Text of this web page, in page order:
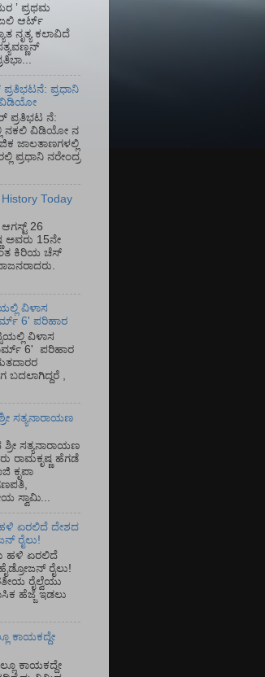
ʼ ಪ್ರಥಮ
ಆರ್ಟ್
ನೃತ್ಯ ಕಲಾವಿದೆ
ಪ್ರಧಾನಿ
ವಿಡಿಯೋ
ಪ್ರತಿಭಟ ನೆ:
ನಕಲಿ ವಿಡಿಯೋ ನ
ಜಾಲತಾಣಗಳಲ್ಲಿ
ಪ್ರಧಾನಿ ನರೇಂದ್ರ
Today
26
ಅವರು 15ನೇ
ಕಿರಿಯ ಚೆಸ್
ವಿಳಾಸ
6' ಪರಿಹಾರ
ವಿಳಾಸ
6' ಪರಿಹಾರ
,
ಸತ್ಯನಾರಾಯಣ
ಸತ್ಯನಾರಾಯಣ
ರಾಮಕೃಷ್ಣ ಹೆಗಡೆ
ಕೃಪಾ
ಸ್ವಾಮಿ...
ಹಳಿ ಏರಲಿದೆ ದೇಶದ
ರೈಲು!
ಹಳಿ ಏರಲಿದೆ
ರೈಲು!
ರೈಲ್ವೆಯು
ಹೆಜ್ಜೆ ಇಡಲು
ಕಾಯಕದ್ದೇ
ಕಾಯಕದ್ದೇ